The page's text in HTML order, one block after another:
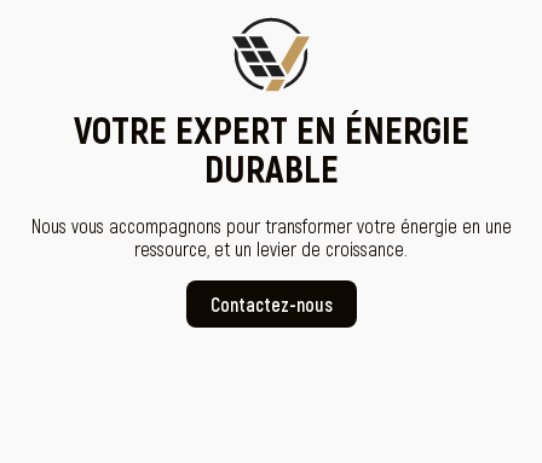
VOTRE EXPERT EN ÉNERGIE
DURABLE
Nous vous accompagnons pour transformer votre énergie en une
ressource, et un levier de croissance.
Contactez-nous